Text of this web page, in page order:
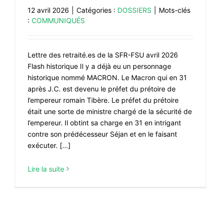
12 avril 2026 Catégories : DOSSIERS
Mots-clés
: COMMUNIQUÉS
Lettre des retraité.es de la SFR-FSU avril 2026
Flash historique Il y a déjà eu un personnage
historique nommé MACRON. Le Macron qui en 31
après J.C. est devenu le préfet du prétoire de
l’empereur romain Tibère. Le préfet du prétoire
était une sorte de ministre chargé de la sécurité de
l’empereur. Il obtint sa charge en 31 en intrigant
contre son prédécesseur Séjan et en le faisant
exécuter. [...]
Lire la suite